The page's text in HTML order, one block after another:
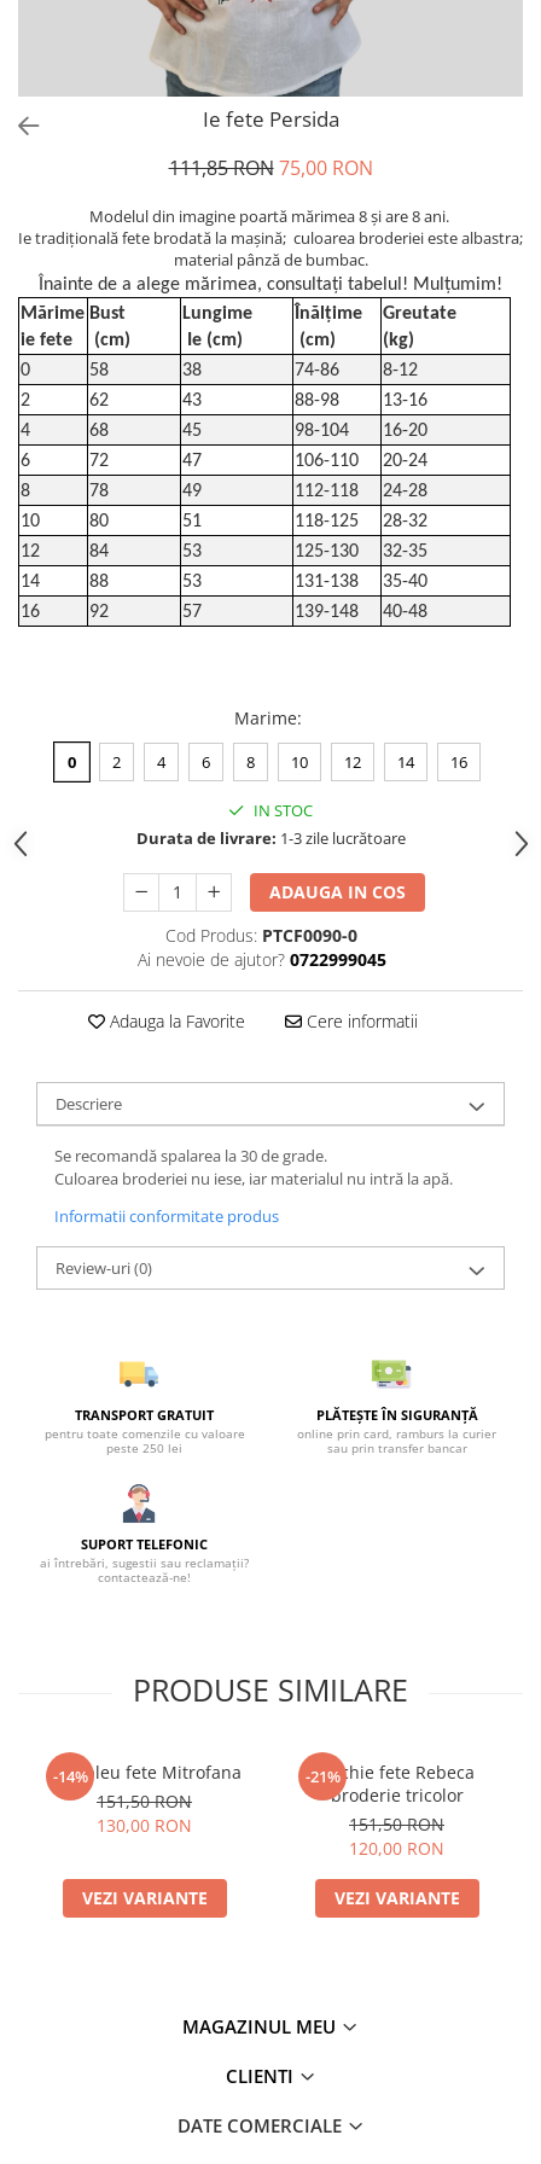
Ie fete Persida
111,85 RON 75,00 RON
Modelul din imagine poartă mărimea 8 și are 8 ani.
Ie tradiţională fete brodată la maşină; culoarea broderiei este albastra;
material pânză de bumbac.
Înainte de a alege mărimea, consultați tabelul! Mulțumim!
Mărime
ie fete
Bust
(cm)
Lungime
Ie (cm)
Înălțime
(cm)
Greutate
(kg)
0
58 38 74-86
8-12
2
62 43 88-98
13-16
4
68 45 98-104
16-20
6
72 47 106-110
20-24
8
78 49 112-118
24-28
10
80 51 118-125
28-32
12
84 53 125-130
32-35
14
88 53 131-138
35-40
16
92 57 139-148 40-48
Marime:
0 2 4 6 8 10 12 14 16
IN STOC
Durata de livrare: 1-3 zile lucrătoare
ADAUGA IN COS
Cod Produs: PTCF0090-0
Ai nevoie de ajutor? 0722999045
Adauga la Favorite Cere informatii
Descriere
Se recomandă spalarea la 30 de grade.
Culoarea broderiei nu iese, iar materialul nu intră la apă.
Informatii conformitate produs
Review-uri(0)
TRANSPORT GRATUIT
pentru toate comenzile cu valoare
peste 250 lei
PLĂTEȘTE ÎN SIGURANȚĂ
online prin card, ramburs la curier
sau prin transfer bancar
SUPORT TELEFONIC
ai întrebări, sugestii sau reclamații?
contactează-ne!
PRODUSE SIMILARE
-14%
Compleu fete Mitrofana
151,50 RON
130,00 RON
VEZI VARIANTE
-21%
Rochie fete Rebeca
broderie tricolor
151,50 RON
120,00 RON
VEZI VARIANTE
MAGAZINUL MEU
CLIENTI
DATE COMERCIALE